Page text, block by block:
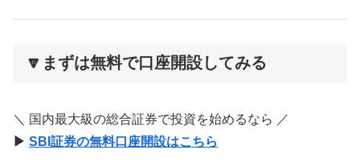
🔽まずは無料で口座開設してみる
＼ 国内最大級の総合証券で投資を始めるなら ／
▶ SBI証券の無料口座開設はこちら